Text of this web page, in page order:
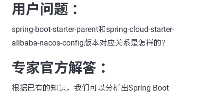
用户问题 ：
spring-boot-starter-parent和spring-cloud-starter-
alibaba-nacos-config版本对应关系是怎样的？
专家官方解答 ：
根据已有的知识，我们可以分析出Spring Boot